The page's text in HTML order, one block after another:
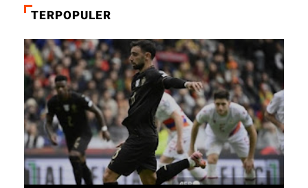
TERPOPULER